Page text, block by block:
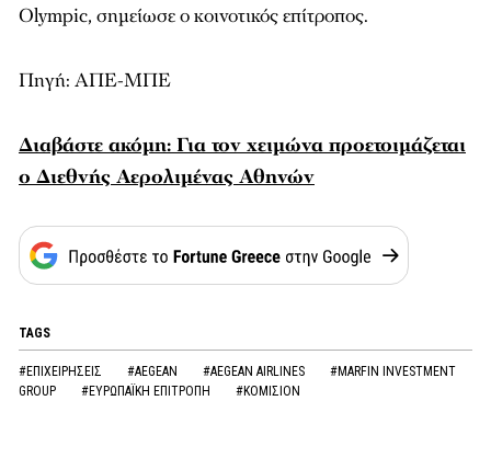
Οlympic, σημείωσε ο κοινοτικός επίτροπος.
Πηγή: ΑΠΕ-ΜΠΕ
Διαβάστε ακόμη: Για τον χειμώνα προετοιμάζεται
ο Διεθνής Αερολιμένας Αθηνών
TAGS
#ΕΠΙΧΕΙΡΗΣΕΙΣ #AEGEAN #AEGEAN AIRLINES
#MARFIN INVESTMENT
GROUP
#ΕΥΡΩΠΑΪΚΗ ΕΠΙΤΡΟΠΗ #ΚΟΜΙΣΙΟΝ